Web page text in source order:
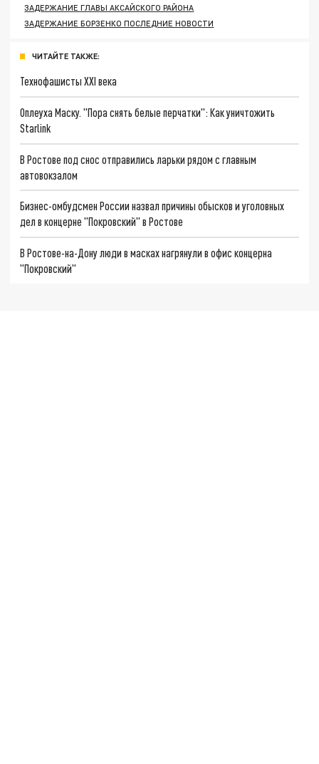
ЗАДЕРЖАНИЕ ГЛАВЫ АКСАЙСКОГО РАЙОНА
ЗАДЕРЖАНИЕ БОРЗЕНКО ПОСЛЕДНИЕ НОВОСТИ
ЧИТАЙТЕ ТАКЖЕ:
Технофашисты XXI века
Оплеуха Маску. "Пора снять белые перчатки": Как уничтожить
Starlink
В Ростове под снос отправились ларьки рядом с главным
автовокзалом
Бизнес-омбудсмен России назвал причины обысков и уголовных
дел в концерне "Покровский" в Ростове
В Ростове-на-Дону люди в масках нагрянули в офис концерна
"Покровский"